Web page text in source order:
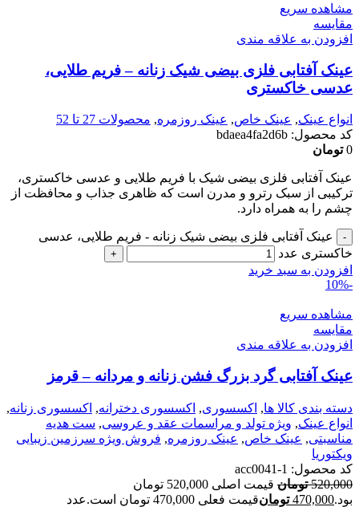
مشاهده سریع
مقایسه
افزودن به علاقه مندی
عینک آفتابی فلزی بیضی شیک زنانه – فریم طلایی،
عدسی خاکستری
انواع عینک, عینک خاص, عینک روزمره, محصولات 27 تا 52
کد محصول: bdaea4fa2d6b
0 تومان
عینک آفتابی فلزی بیضی شیک با فریم طلایی و عدسی خاکستری،
ترکیبی از سبک رترو و مدرن است که ظاهری جذاب و محافظت از
چشم را به همراه دارد.
عینک آفتابی فلزی بیضی شیک زنانه - فریم طلایی، عدسی
خاکستری عدد
افزودن به سبد خرید
-10%
مشاهده سریع
مقایسه
افزودن به علاقه مندی
عینک آفتابی گرد بزرگ فشن زنانه و مردانه – قرمز
دسته بندی کالا ها, اکسسوری, اکسسوری دخترانه, اکسسوری زنانه,
انواع عینک, ویژه تولد و مراسمات عقد و عروسی, ست هدیه
مناسبتی, عینک خاص, عینک روزمره, فروش ویژه سرزمین زیبایی
ویکتوریا
کد محصول: acc0041-1
520,000 تومان
قیمت اصلی 520,000 تومان
بود.470,000 تومانقیمت فعلی 470,000 تومان است. عدد